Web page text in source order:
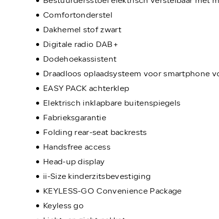
Comfortonderstel
Dakhemel stof zwart
Digitale radio DAB+
Dodehoekassistent
Draadloos oplaadsysteem voor smartphone
EASY PACK achterklep
Elektrisch inklapbare buitenspiegels
Fabrieksgarantie
Folding rear-seat backrests
Handsfree access
Head-up display
ii-Size kinderzitsbevestiging
KEYLESS-GO Convenience Package
Keyless go